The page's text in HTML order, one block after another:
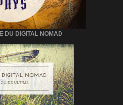
DU DIGITAL NOMAD